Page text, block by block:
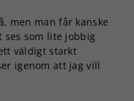
men man får kanske
ses som lite jobbig
väldigt starkt
igenom att jag vill